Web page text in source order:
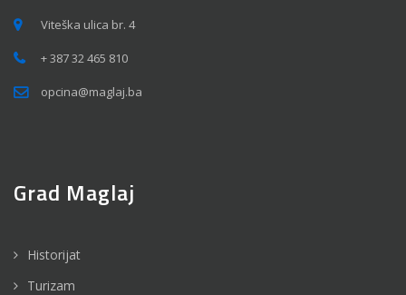
Viteška ulica br. 4
+ 387 32 465 810
opcina@maglaj.ba
Grad Maglaj
Historijat
Turizam